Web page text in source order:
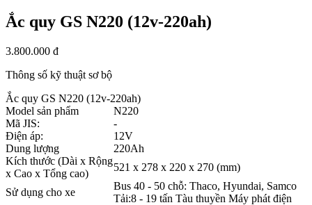
Ắc quy GS N220 (12v-220ah)
3.800.000 đ
Thông số kỹ thuật sơ bộ
Ắc quy GS N220 (12v-220ah)
Model sản phẩm
N220
Mã JIS:
-
Điện áp:
12V
Dung lượng
220Ah
Kích thước (Dài x Rộng
x Cao x Tổng cao)
521 x 278 x 220 x 270 (mm)
Sử dụng cho xe
Bus 40 - 50 chỗ: Thaco, Hyundai, Samco
Tải:8 - 19 tấn Tàu thuyền Máy phát điện